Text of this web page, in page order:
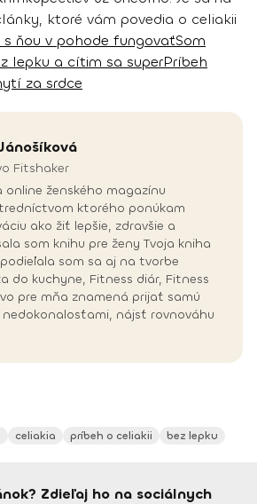
ktoré vám povedia o celiakii
s ňou v pohode fungovaťSom
lepku a cítim sa superPríbeh
za srdce
Jánošíková
Fitshaker
online ženského magazínu
ktorého ponúkam
ako žiť lepšie, zdravšie a
som knihu pre ženy Tvoja kniha
som sa aj na tvorbe
do kuchyne, Fitness diár, Fitness
pre mňa znamená prijať samú
nedokonalosťami, nájsť rovnováhu
celiakia príbeh o celiakii
bez lepku
Zdieľaj ho na sociálnych